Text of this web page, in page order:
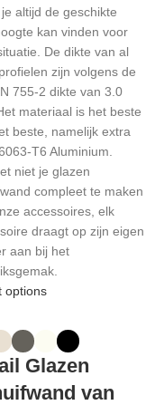
altijd de geschikte
kan vinden voor
De dikte van al
zijn volgens de
755-2 dikte van 3.0
materiaal is het beste
beste, namelijk extra
T6 Aluminium.
niet je glazen
compleet te maken
accessoires, elk
draagt op zijn eigen
aan bij het
options
Glazen
van